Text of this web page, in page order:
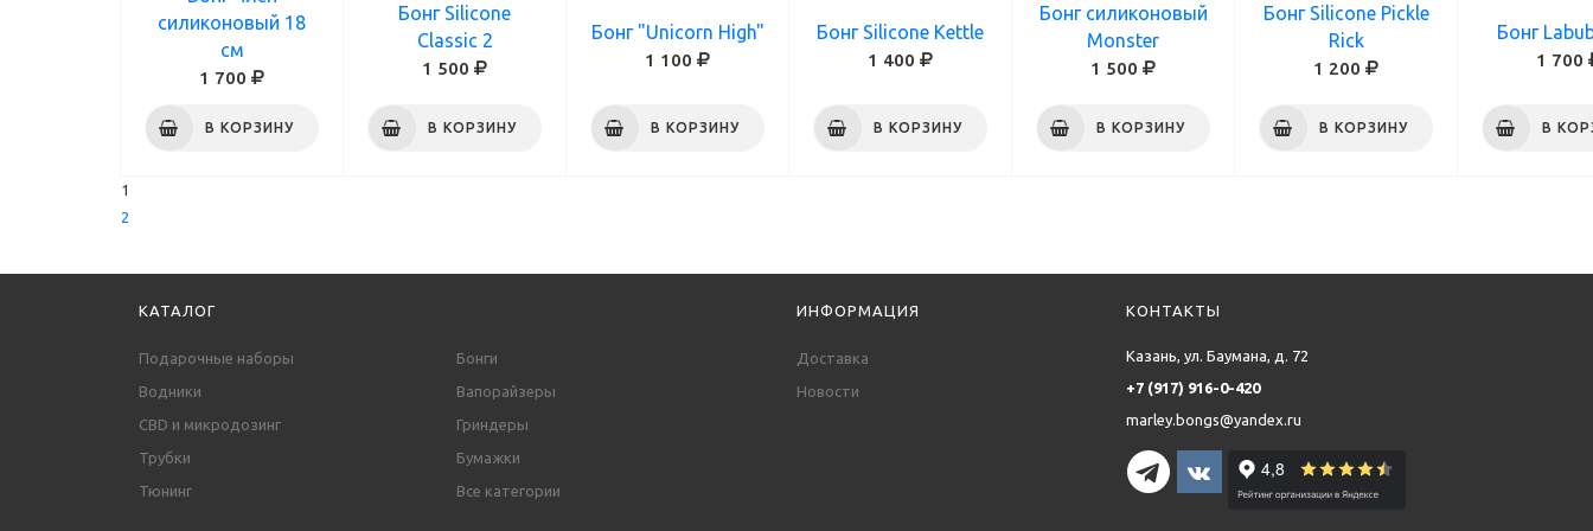
силиконовый 18
см
1 700
В КОРЗИНУ
Бонг Silicone
Classic 2
1 500
В КОРЗИНУ
Бонг "Unicorn High"
1 100
В КОРЗИНУ
Бонг Silicone Kettle
1 400
В КОРЗИНУ
Бонг силиконовый
Monster
1 500
В КОРЗИНУ
Бонг Silicone Pickle
Rick
1 200
В КОРЗИНУ
Бонг
1 700
В
1
2
КАТАЛОГ
Подарочные наборы
Бонги
Водники
Вапорайзеры
CBD и микродозинг
Гриндеры
Трубки
Бумажки
Тюнинг
Все категории
ИНФОРМАЦИЯ
Доставка
Новости
КОНТАКТЫ
Казань, ул. Баумана, д. 72
+7 (917) 916-0-420
marley.bongs@yandex.ru